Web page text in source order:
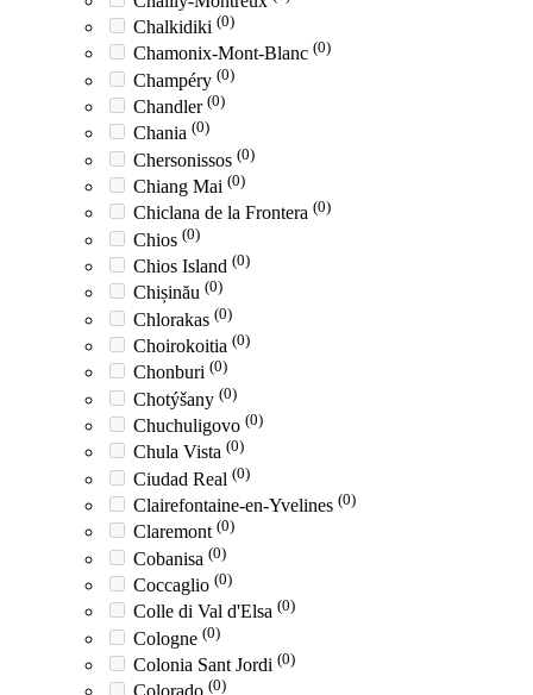
Chalkidiki (0)
Chamonix-Mont-Blanc (0)
Champéry (0)
Chandler (0)
Chania (0)
Chersonissos (0)
Chiang Mai (0)
Chiclana de la Frontera (0)
Chios (0)
Chios Island (0)
Chișinău (0)
Chlorakas (0)
Choirokoitia (0)
Chonburi (0)
Chotýšany (0)
Chuchuligovo (0)
Chula Vista (0)
Ciudad Real (0)
Clairefontaine-en-Yvelines (0)
Claremont (0)
Cobanisa (0)
Coccaglio (0)
Colle di Val d'Elsa (0)
Cologne (0)
Colonia Sant Jordi (0)
(0)